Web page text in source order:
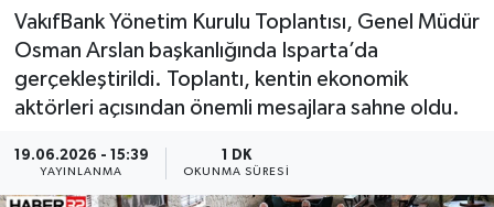
VakıfBank Yönetim Kurulu Toplantısı, Genel Müdür
Osman Arslan başkanlığında Isparta’da
gerçekleştirildi. Toplantı, kentin ekonomik
aktörleri açısından önemli mesajlara sahne oldu.
19.06.2026 - 15:39
YAYINLANMA
1 DK
OKUNMA SÜRESI
BİLİM VE TEKNOLOJİ
EĞİTİM
GENEL
Güncel
Tüm Manşetler
Son Dakika Haberleri
Haber Arşivi